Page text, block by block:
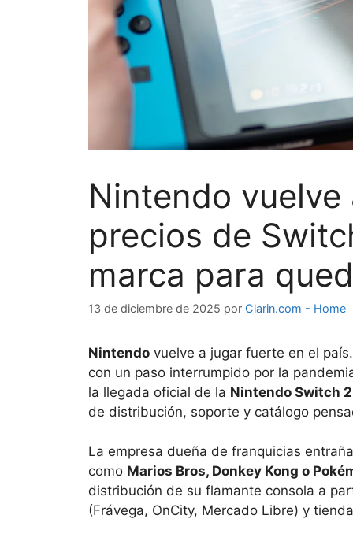
Nintendo
precios de
marca para
13 de diciembre de 2025 por Clarin.com - Home
Nintendo vuelve a jugar fuerte en el
con un paso interrumpido por la
la llegada oficial de la Nintendo Switch 2
de distribución, soporte y catálogo
La empresa dueña de franquicias
como Marios Bros, Donkey Kong o
distribución de su flamante consola a
(Frávega, OnCity, Mercado Libre) y